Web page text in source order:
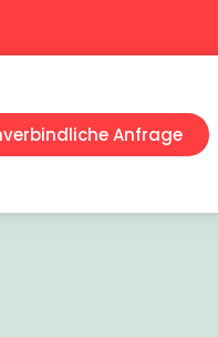
Anfrage